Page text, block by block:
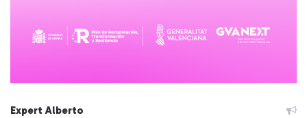
Expert Alberto